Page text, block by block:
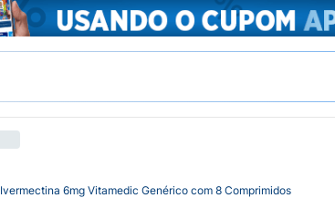
Ivermectina 6mg Vitamedic Genérico com 8 Comprimidos